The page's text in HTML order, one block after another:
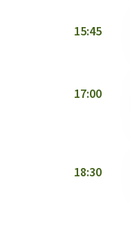
15:45
17:00
18:30